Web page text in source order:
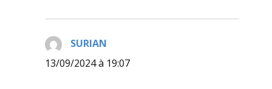
SURIAN
13/09/2024 à 19:07